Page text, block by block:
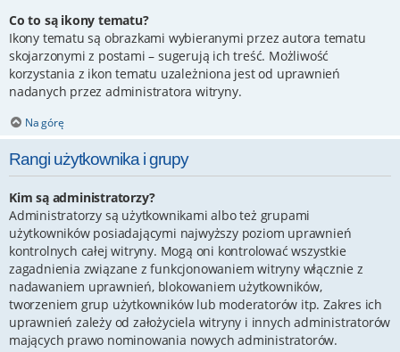
Co to są ikony tematu?
Ikony tematu są obrazkami wybieranymi przez autora tematu
skojarzonymi z postami – sugerują ich treść. Możliwość
korzystania z ikon tematu uzależniona jest od uprawnień
nadanych przez administratora witryny.
Na górę
Rangi użytkownika i grupy
Kim są administratorzy?
Administratorzy są użytkownikami albo też grupami
użytkowników posiadającymi najwyższy poziom uprawnień
kontrolnych całej witryny. Mogą oni kontrolować wszystkie
zagadnienia związane z funkcjonowaniem witryny włącznie z
nadawaniem uprawnień, blokowaniem użytkowników,
tworzeniem grup użytkowników lub moderatorów itp. Zakres ich
uprawnień zależy od założyciela witryny i innych administratorów
mających prawo nominowania nowych administratorów.